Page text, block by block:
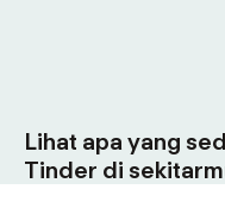
Lihat apa yang
Tinder di